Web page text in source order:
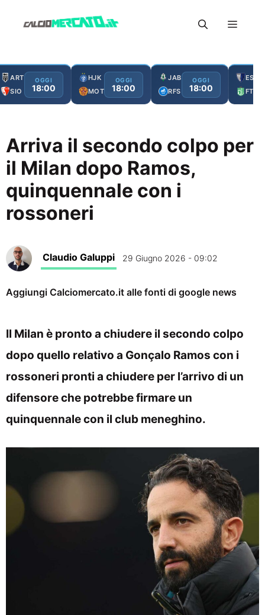
Menu
ART
SIO
OGGI
18:00
HJK
MOT
OGGI
18:00
JAB
RFS
OGGI
18:00
ESC
FTA
Arriva il secondo colpo per
il Milan dopo Ramos,
quinquennale con i
rossoneri
Claudio Galuppi 29 Giugno 2026 - 09:02
Aggiungi Calciomercato.it alle fonti di google news
Il Milan è pronto a chiudere il secondo colpo
dopo quello relativo a Gonçalo Ramos con i
rossoneri pronti a chiudere per l’arrivo di un
difensore che potrebbe firmare un
quinquennale con il club meneghino.